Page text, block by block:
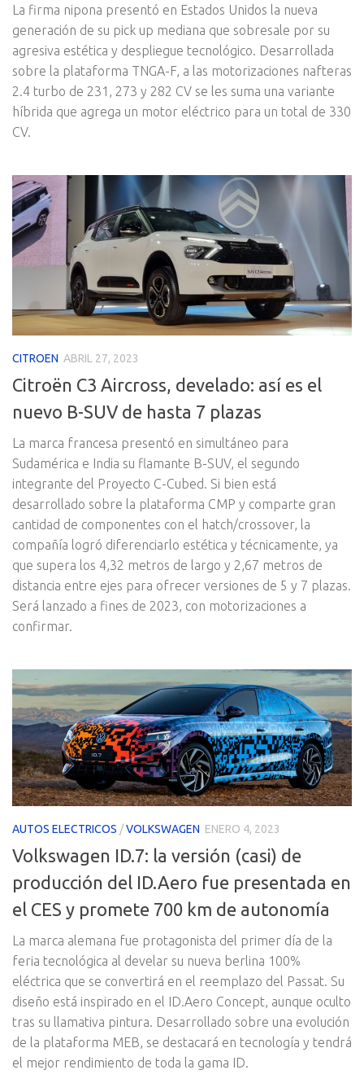
La firma nipona presentó en Estados Unidos la nueva
generación de su pick up mediana que sobresale por su
agresiva estética y despliegue tecnológico. Desarrollada
sobre la plataforma TNGA-F, a las motorizaciones nafteras
2.4 turbo de 231, 273 y 282 CV se les suma una variante
híbrida que agrega un motor eléctrico para un total de 330
CV.
CITROEN ABRIL 27, 2023
Citroën C3 Aircross, develado: así es el
nuevo B-SUV de hasta 7 plazas
La marca francesa presentó en simultáneo para
Sudamérica e India su flamante B-SUV, el segundo
integrante del Proyecto C-Cubed. Si bien está
desarrollado sobre la plataforma CMP y comparte gran
cantidad de componentes con el hatch/crossover, la
compañía logró diferenciarlo estética y técnicamente, ya
que supera los 4,32 metros de largo y 2,67 metros de
distancia entre ejes para ofrecer versiones de 5 y 7 plazas.
Será lanzado a fines de 2023, con motorizaciones a
confirmar.
AUTOS ELECTRICOS /VOLKSWAGEN ENERO 4, 2023
Volkswagen ID.7: la versión (casi) de
producción del ID.Aero fue presentada en
el CES y promete 700 km de autonomía
La marca alemana fue protagonista del primer día de la
feria tecnológica al develar su nueva berlina 100%
eléctrica que se convertirá en el reemplazo del Passat. Su
diseño está inspirado en el ID.Aero Concept, aunque oculto
tras su llamativa pintura. Desarrollado sobre una evolución
de la plataforma MEB, se destacará en tecnología y tendrá
el mejor rendimiento de toda la gama ID.